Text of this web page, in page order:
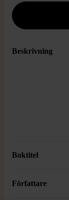
Beskrivning
Boktitel
Författare